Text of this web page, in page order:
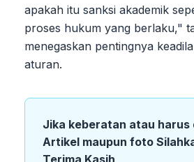
apakah itu sanksi akademik
proses hukum yang berlaku,"
menegaskan pentingnya
aturan.
Jika keberatan atau harus
Artikel maupun foto